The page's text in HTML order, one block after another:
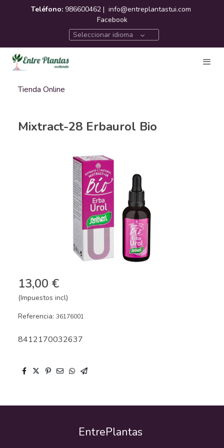
Teléfono: 986600462 | info@entreplantastui.com
Facebook
Seleccionar idioma
Tienda Online
Mixtract-28 Erbaurol Bio
13,00 €
(Impuestos incl)
Referencia: 36176001
8412170032637
EntrePlantas